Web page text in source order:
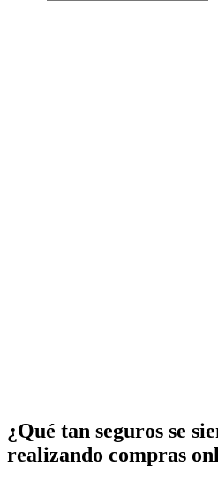
¿Qué tan seguros se
realizando compras